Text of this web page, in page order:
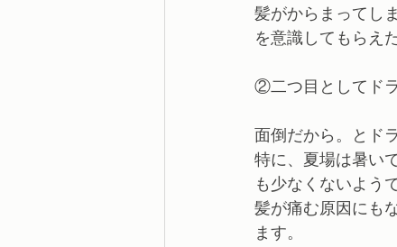
髪がからまってし
を意識してもらえ
②二つ目としてド
面倒だから。とド
特に、夏場は暑い
も少なくないよう
髪が痛む原因にも
ます。